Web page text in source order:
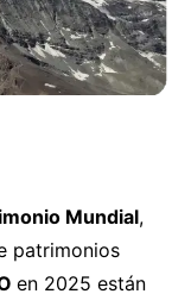
Mundial,
patrimonios
en 2025 están